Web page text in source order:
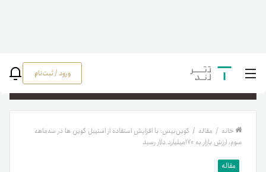
ورود / ثبت‌نام
خانه / مقاله / کوین‌بیس: با افزایش استفاده از استیبل کوین ها در سه‌ماهه
سوم، ارزش بازار به ۱۷۰‌میلیارد دلار رسید
مقاله